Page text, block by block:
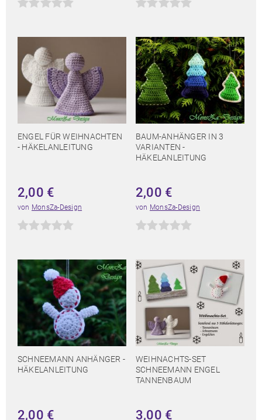
ENGEL FÜR WEIHNACHTEN
- HÄKELANLEITUNG
2,00 €
von MonsZa-Design
BAUM-ANHÄNGER IN 3
VARIANTEN -
HÄKELANLEITUNG
2,00 €
von MonsZa-Design
SCHNEEMANN ANHÄNGER -
HÄKELANLEITUNG
2,00 €
WEIHNACHTS-SET
SCHNEEMANN ENGEL
TANNENBAUM
3,00 €